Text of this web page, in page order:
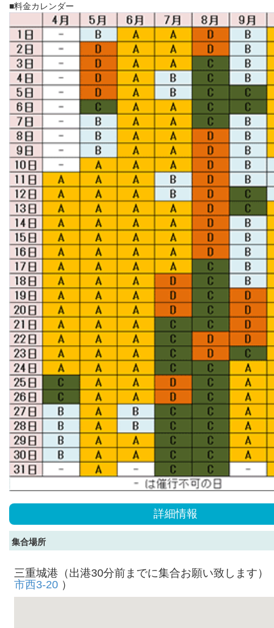
■料金カレンダー
詳細情報
集合場所
三重城港（出港30分前までに集合お願い致します）
市西3-20 ）